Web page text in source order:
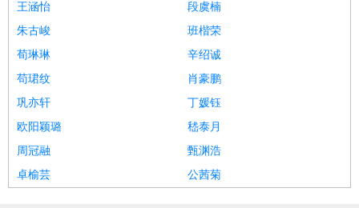
王涵怡
段虞楠
朱古峻
班楷荣
荀琳琳
辛绍诚
苟珺纹
肖豪鹏
巩亦轩
丁媛钰
欧阳颖璐
嵇泰月
周冠融
甄渊浩
卓榆芸
公茜菊